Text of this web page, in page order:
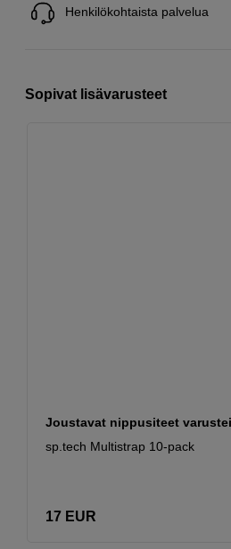
Henkilökohtaista palvelua
Sopivat lisävarusteet
Joustavat nippusiteet
sp.tech Multistrap 10-pack
17 EUR